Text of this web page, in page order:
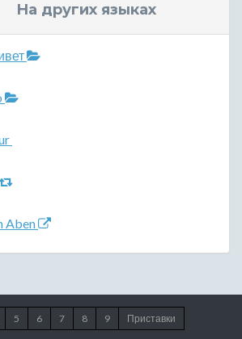
На других языках
Aben
5 6 7 8 9
Приставки